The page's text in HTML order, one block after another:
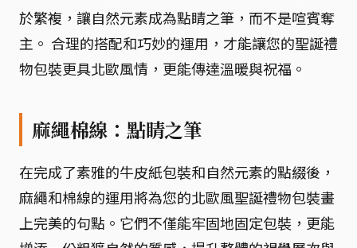
於繁複，讓自然元素成為點睛之筆，而不是喧賓奪
主。 合理的搭配和巧妙的運用，才能讓您的聖誕禮
物包裝更具北歐風情，更能傳達溫暖與祝福。
麻繩棉線：點睛之筆
在完成了素雅的牛皮紙包裝和自然元素的點綴後，
麻繩和棉線的運用將為您的北歐風聖誕禮物包裝畫
上完美的句點。它們不僅能牢固地固定包裝，更能